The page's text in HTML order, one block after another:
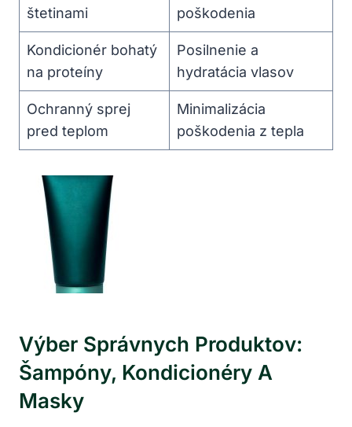
štetinami
‌poškodenia
Kondicionér‌ bohatý
na proteíny
Posilnenie a
hydratácia ‌vlasov
Ochranný sprej
‌pred ⁢teplom
Minimalizácia
poškodenia z tepla
Výber ⁣správnych Produktov:⁣
Šampóny, Kondicionéry A
Masky